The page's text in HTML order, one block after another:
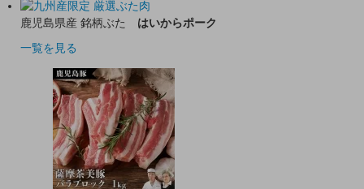
鹿児島県産 銘柄ぶた はいからポーク
一覧を見る